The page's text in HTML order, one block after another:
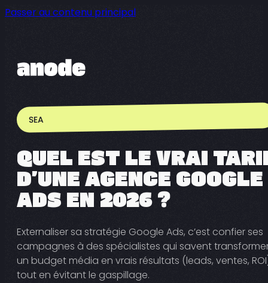
Passer au contenu principal
SEA
QUEL EST LE VRAI
D’UNE AGENCE GOOGLE
ADS EN 2026 ?
Externaliser sa stratégie Google Ads, c’est confier ses
campagnes à des spécialistes qui savent
un budget média en vrais résultats (leads, ventes,
tout en évitant le gaspillage.